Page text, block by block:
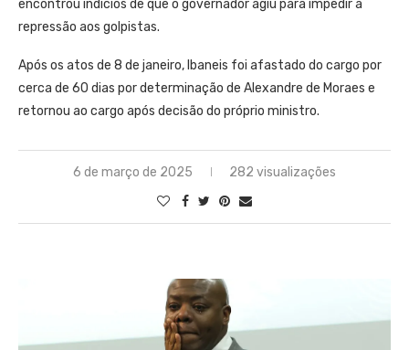
encontrou indícios de que o governador agiu para impedir a
repressão aos golpistas.
Após os atos de 8 de janeiro, Ibaneis foi afastado do cargo por
cerca de 60 dias por determinação de Alexandre de Moraes e
retornou ao cargo após decisão do próprio ministro.
6 de março de 2025 282 visualizações